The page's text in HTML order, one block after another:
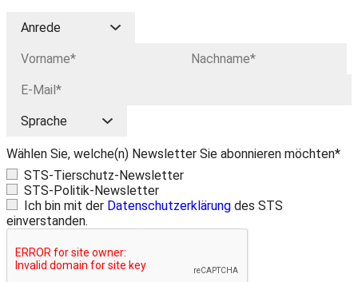
Wählen Sie, welche(n) Newsletter Sie abonnieren möchten*
STS-Tierschutz-Newsletter
STS-Politik-Newsletter
Ich bin mit der Datenschutzerklärung des STS
einverstanden.